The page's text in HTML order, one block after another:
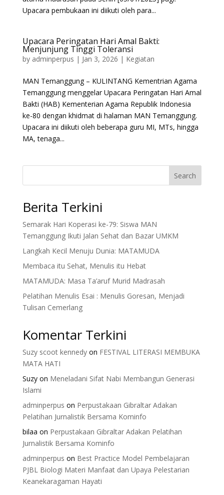
Upacara pembukaan ini diikuti oleh para...
Upacara Peringatan Hari Amal Bakti:
Menjunjung Tinggi Toleransi
by adminperpus | Jan 3, 2026 | Kegiatan
MAN Temanggung – KULINTANG Kementrian Agama
Temanggung menggelar Upacara Peringatan Hari Amal
Bakti (HAB) Kementerian Agama Republik Indonesia
ke-80 dengan khidmat di halaman MAN Temanggung.
Upacara ini diikuti oleh beberapa guru MI, MTs, hingga
MA, tenaga...
Search
Berita Terkini
Semarak Hari Koperasi ke-79: Siswa MAN
Temanggung Ikuti Jalan Sehat dan Bazar UMKM
Langkah Kecil Menuju Dunia: MATAMUDA
Membaca itu Sehat, Menulis itu Hebat
MATAMUDA: Masa Ta’aruf Murid Madrasah
Pelatihan Menulis Esai : Menulis Goresan, Menjadi
Tulisan Cemerlang
Komentar Terkini
Suzy scoot kennedyon FESTIVAL LITERASI MEMBUKA
MATA HATI
Suzyon Meneladani Sifat Nabi Membangun Generasi
Islami
adminperpus on Perpustakaan Gibraltar Adakan
Pelatihan Jurnalistik Bersama Kominfo
bilaa on Perpustakaan Gibraltar Adakan Pelatihan
Jurnalistik Bersama Kominfo
adminperpus on Best Practice Model Pembelajaran
PJBL Biologi Materi Manfaat dan Upaya Pelestarian
Keanekaragaman Hayati